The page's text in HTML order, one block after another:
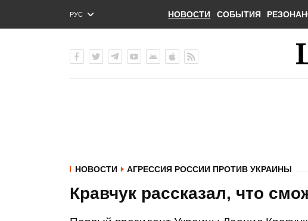
РУС
ENG
НОВОСТИ СОБЫТИЯ
НОВОСТИ АГРЕССИЯ РОССИИ ПРОТИВ УКРАИНЫ
Кравчук рассказал, что